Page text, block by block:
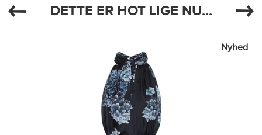
DETTE ER HOT LIGE NU...
Nyhed